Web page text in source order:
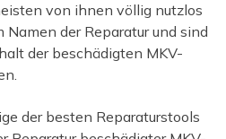
von ihnen völlig nutzlos
der Reparatur und sind
der beschädigten MKV-
der besten Reparaturstools